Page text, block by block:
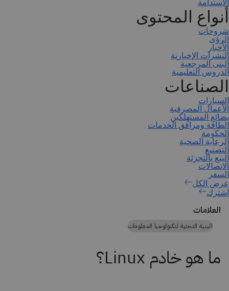
اشترك
العلامات
البنية التحتية لتكنولوجيا المعلومات
ما هو خادم Linux؟